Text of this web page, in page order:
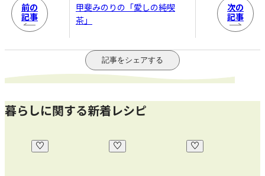
前の
記事
甲斐みのりの「愛しの純喫
茶」
次の
記事
記事をシェアする
暮らしに関する新着レシピ